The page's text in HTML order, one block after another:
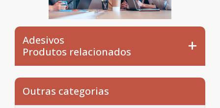
Adesivos
Produtos relacionados
Outras categorias